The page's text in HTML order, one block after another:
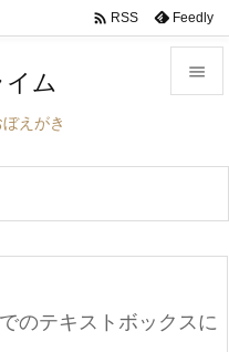


前へ
 RSS Feedly
ム
えがき
のテキストボックスに